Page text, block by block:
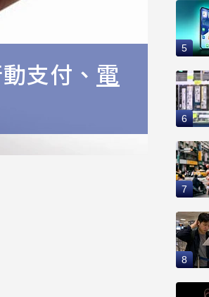
支付、 電